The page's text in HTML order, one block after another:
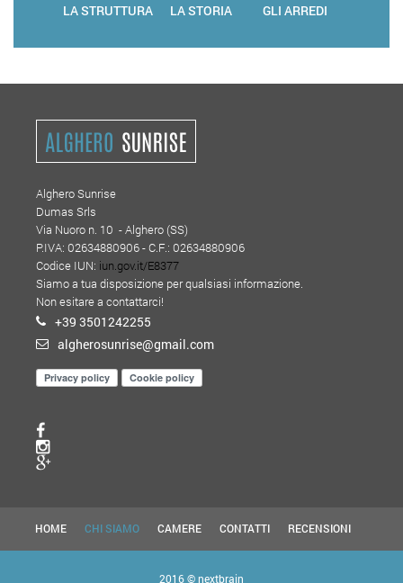
LA STRUTTURA LA STORIA GLI ARREDI
Alghero Sunrise
Dumas Srls
Via Nuoro n. 10 - Alghero (SS)
P.IVA: 02634880906 - C.F.: 02634880906
Codice IUN: iun.gov.it/E8377
Siamo a tua disposizione per qualsiasi informazione.
Non esitare a contattarci!
+39 3501242255
algherosunrise@gmail.com
Privacy policy Cookie policy
HOME CHI SIAMO CAMERE CONTATTI RECENSIONI
2016 ©nextbrain